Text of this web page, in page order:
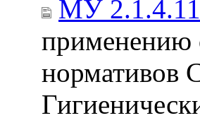
МУ
применению
нормативов